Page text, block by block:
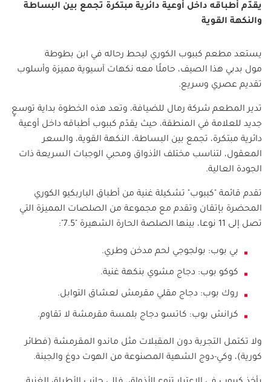
يقدّم أطباقه داخل أوعية دائرية مبتكرة تجمع بين البساطة
والنكهة القوية
يستعد مطعم كببوب الكوري ليحط رحاله في ابن بطوطة
مول بدبي هذا الصيف، حاملًا معه نكهات آسيوية مميزة وأسلوب
تقديم عصري وسريع.
تدير المطعم شركة رمال للضيافة، وتعد هذه الخطوة بداية توسعٍ
جديد للعلامة في المنطقة، حيث يقدّم كببوب أطباقه داخل أوعية
دائرية مبتكرة، تجمع بين البساطة، النكهة القوية، والسعر
المعقول، لتناسب مختلف الأذواق ومحبي الوجبات السريعة ذات
الجودة العالية.
تقدم قائمة "كببوب" تشكيلة غنية من أطباق الباربكيو الكوري
المحضرة بإتقان وتقدم مع مجموعة من الصلصات المميزة التي
تصل إلى 11 نوعا، بينها الصلصة الحارة الشهيرة "7.5":
بي بوب: بولجوجي لحم مدخن وطري.
كوكو بوب: دجاج مشوي بنكهة غنية.
روك بوب: دجاج مقلي مقرمش لعشاق التوابل.
كرانش بوب: كاتسو دجاج بلمسة مقرمشة لا تقاوم.
ولا تكتمل التجربة دون المقبلات مثل ماندو المقرمشة (فطائر
كورية)، وكي-دوج الشهية المصنوعة من الهوت دوغ والجبنة.